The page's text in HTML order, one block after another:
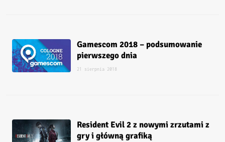
Gamescom 2018 – podsumowanie
pierwszego dnia
21 sierpnia 2018
Resident Evil 2 z nowymi zrzutami z
gry i główną grafiką